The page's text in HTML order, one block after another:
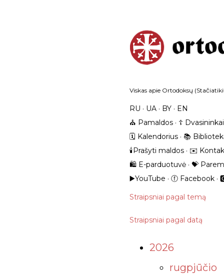
Viskas apie Ortodoksų
RU UA BY
EN
⛪️ Pamaldos
☦️ Dvasininkai
🗓️ Kalendorius
📚
🕯️Prašyti maldos
✉️
🛍️ E-parduotuvė
💝
▶️YouTube
ⓕ Facebook
Straipsniai pagal temą
Straipsniai pagal datą
2026
rugpjūčio